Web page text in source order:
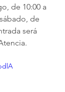
de 10:00 a
de
será